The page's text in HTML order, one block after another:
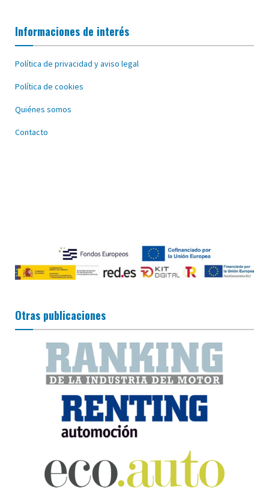
Informaciones de interés
Política de privacidad y aviso legal
Política de cookies
Quiénes somos
Contacto
Otras publicaciones